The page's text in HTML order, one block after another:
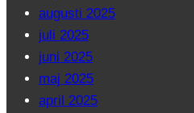
augusti 2025
juli 2025
juni 2025
maj 2025
april 2025